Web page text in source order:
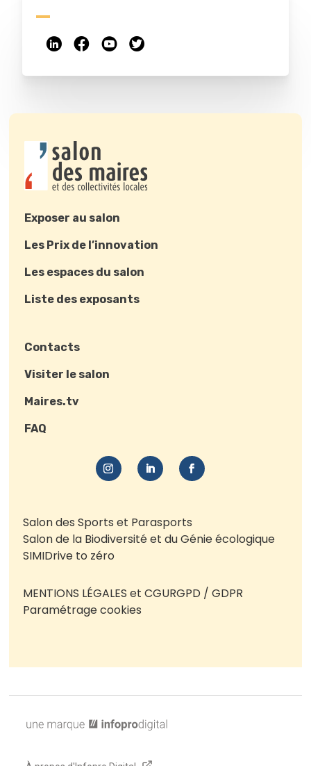
Exposer au salon
Les Prix de l’innovation
Les espaces du salon
Liste des exposants
Contacts
Visiter le salon
Maires.tv
FAQ
Salon des Sports et Parasports
Salon de la Biodiversité et du Génie écologique
SIMIDrive to zéro
MENTIONS LÉGALES et CGURGPD / GDPR
Paramétrage cookies